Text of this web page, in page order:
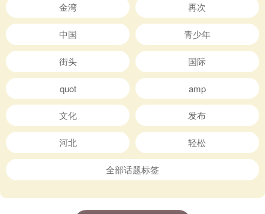
金湾 再次
中国 青少年
街头 国际
quot amp
文化 发布
河北 轻松
全部话题标签